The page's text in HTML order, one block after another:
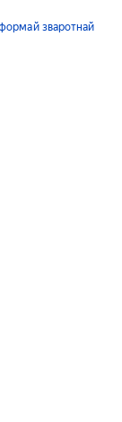
зваротнай